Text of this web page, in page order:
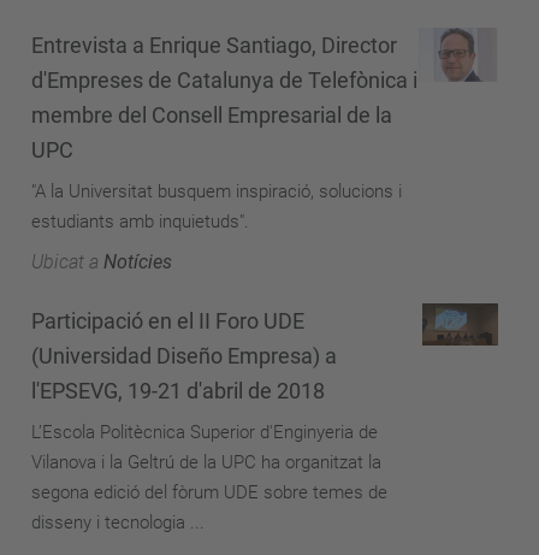
Entrevista a Enrique Santiago, Director
d'Empreses de Catalunya de Telefònica i
membre del Consell Empresarial de la
UPC
"A la Universitat busquem inspiració, solucions i
estudiants amb inquietuds".
Ubicat a Notícies
Participació en el II Foro UDE
(Universidad Diseño Empresa) a
l'EPSEVG, 19-21 d'abril de 2018
L’Escola Politècnica Superior d'Enginyeria de
Vilanova i la Geltrú de la UPC ha organitzat la
segona edició del fòrum UDE sobre temes de
disseny i tecnologia ...